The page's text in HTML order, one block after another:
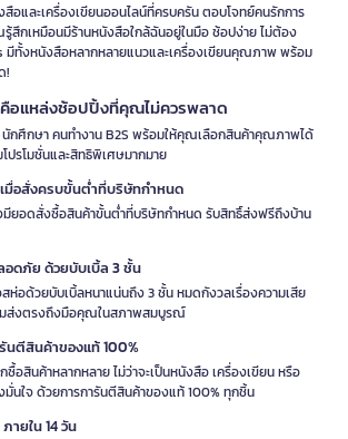
อและเครื่องเขียนออนไลน์ที่ครบครัน ตอบโจทย์คนรักการ
สึกเหมือนมีร้านหนังสือใกล้ฉันอยู่ในมือ ช้อปง่าย ไม่ต้อง
มีทั้งหนังสือหลากหลายแนวและเครื่องเขียนคุณภาพ พร้อม
!
คือแหล่งช้อปปิ้งที่คุณไม่ควรพลาด
นักศึกษา คนทำงาน B2S พร้อมให้คุณเลือกสินค้าคุณภาพได้
ปรโมชั่นและสิทธิพิเศษมากมาย
มื่อสั่งครบขั้นต่ำที่บริษัทกำหนด
มียอดสั่งซื้อสินค้าขั้นต่ำที่บริษัทกำหนด รับสิทธิ์ส่งฟรีถึงบ้าน
ดภัย ด้วยบับเบิ้ล 3 ชั้น
ห่อด้วยบับเบิ้ลหนาแน่นถึง 3 ชั้น หมดกังวลเรื่องความเสีย
มส่งตรงถึงมือคุณในสภาพสมบูรณ์
นตีสินค้าของแท้ 100%
อสินค้าหลากหลาย ไม่ว่าจะเป็นหนังสือ เครื่องเขียน หรือ
มั่นใจ ด้วยการการันตีสินค้าของแท้ 100% ทุกชิ้น
ายใน 14 วัน